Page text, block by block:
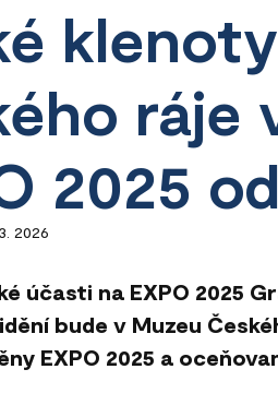
ráje
2025
2026
účasti na EXPO 2025
bude v Muzeu
EXPO 2025 a